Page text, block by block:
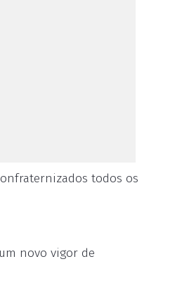
todos os
novo vigor de